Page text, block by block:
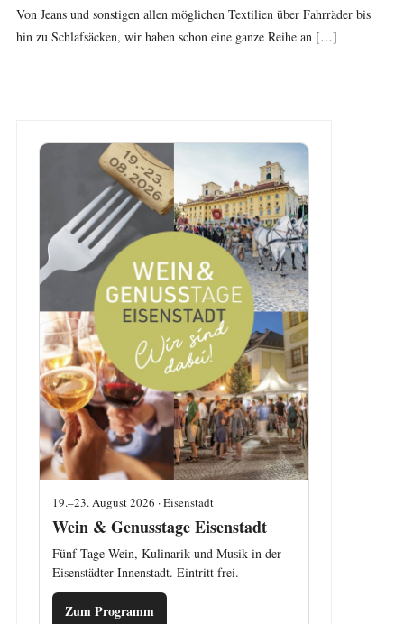
Von Jeans und sonstigen allen möglichen Textilien über Fahrräder bis
hin zu Schlafsäcken, wir haben schon eine ganze Reihe an […]
19.–23. August 2026 · Eisenstadt
Wein & Genusstage Eisenstadt
Fünf Tage Wein, Kulinarik und Musik in der
Eisenstädter Innenstadt. Eintritt frei.
Zum Programm